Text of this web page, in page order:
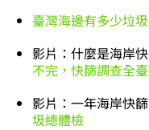
臺灣海邊有多少垃
影片：什麼是海岸
不完，快篩調查全
影片：一年海岸快
圾總體檢